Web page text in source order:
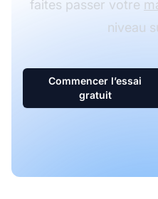
faites passer votre
niveau
Commencer l’essai
gratuit